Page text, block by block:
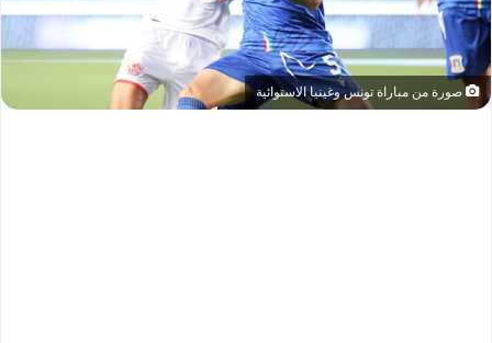
صورة من مباراة تونس وغينيا الاستوائية